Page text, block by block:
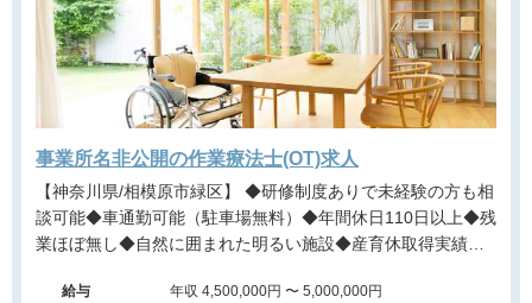
事業所名非公開の作業療法士(OT)求人
【神奈川県/相模原市緑区】 ◆研修制度ありで未経験の方も相
談可能◆車通勤可能（駐車場無料）◆年間休日110日以上◆残
業ほぼ無し◆自然に囲まれた明るい施設◆産育休取得実績あ
給与
年収 4,500,000円 〜 5,000,000円